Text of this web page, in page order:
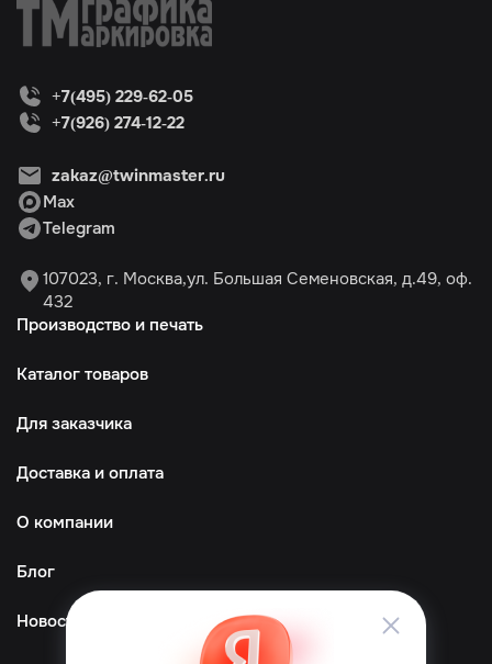
+7(495) 229-62-05
+7(926) 274-12-22
zakaz@twinmaster.ru
Max
Telegram
107023, г. Москва,ул. Большая Семеновская, д.49, оф.
432
Производство и печать
Каталог товаров
Для заказчика
Доставка и оплата
О компании
Блог
Новости